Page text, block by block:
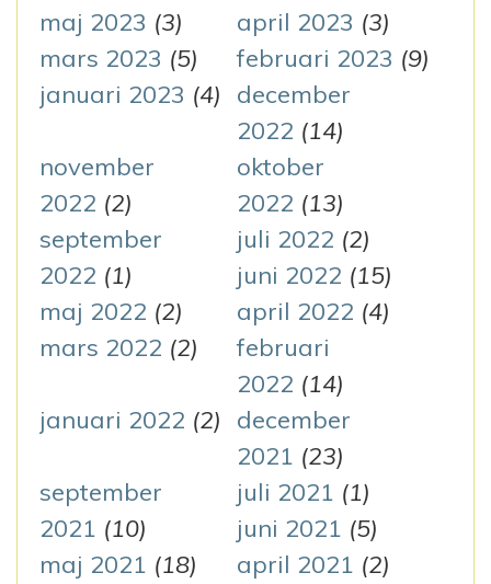
maj 2023 (3) april 2023 (3)
mars 2023 (5) februari 2023 (9)
januari 2023 (4)
december
2022 (14)
november
2022 (2)
oktober
2022 (13)
september
2022 (1)
juli 2022 (2)
juni 2022 (15)
maj 2022 (2) april 2022 (4)
mars 2022 (2)
februari
2022 (14)
januari 2022 (2)
december
2021 (23)
september
2021 (10)
juli 2021 (1)
juni 2021 (5)
maj 2021 (18) april 2021 (2)